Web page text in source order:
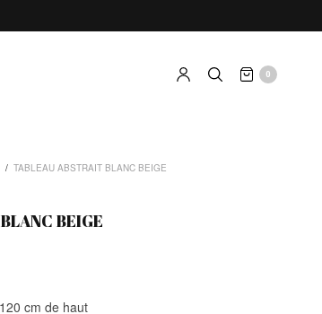
0
/ TABLEAU ABSTRAIT BLANC BEIGE
BEIGE
cm de haut